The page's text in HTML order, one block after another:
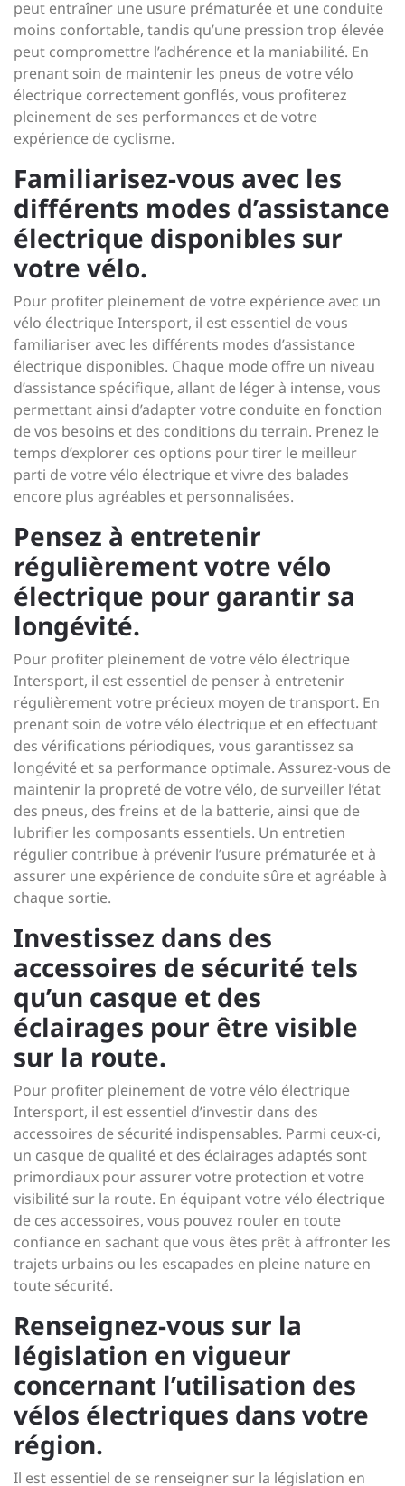
peut entraîner une usure prématurée et une conduite
moins confortable, tandis qu’une pression trop élevée
peut compromettre l’adhérence et la maniabilité. En
prenant soin de maintenir les pneus de votre vélo
électrique correctement gonflés, vous profiterez
pleinement de ses performances et de votre
expérience de cyclisme.
Familiarisez-vous avec les
différents modes d’assistance
électrique disponibles sur
votre vélo.
Pour profiter pleinement de votre expérience avec un
vélo électrique Intersport, il est essentiel de vous
familiariser avec les différents modes d’assistance
électrique disponibles. Chaque mode offre un niveau
d’assistance spécifique, allant de léger à intense, vous
permettant ainsi d’adapter votre conduite en fonction
de vos besoins et des conditions du terrain. Prenez le
temps d’explorer ces options pour tirer le meilleur
parti de votre vélo électrique et vivre des balades
encore plus agréables et personnalisées.
Pensez à entretenir
régulièrement votre vélo
électrique pour garantir sa
longévité.
Pour profiter pleinement de votre vélo électrique
Intersport, il est essentiel de penser à entretenir
régulièrement votre précieux moyen de transport. En
prenant soin de votre vélo électrique et en effectuant
des vérifications périodiques, vous garantissez sa
longévité et sa performance optimale. Assurez-vous de
maintenir la propreté de votre vélo, de surveiller l’état
des pneus, des freins et de la batterie, ainsi que de
lubrifier les composants essentiels. Un entretien
régulier contribue à prévenir l’usure prématurée et à
assurer une expérience de conduite sûre et agréable à
chaque sortie.
Investissez dans des
accessoires de sécurité tels
qu’un casque et des
éclairages pour être visible
sur la route.
Pour profiter pleinement de votre vélo électrique
Intersport, il est essentiel d’investir dans des
accessoires de sécurité indispensables. Parmi ceux-ci,
un casque de qualité et des éclairages adaptés sont
primordiaux pour assurer votre protection et votre
visibilité sur la route. En équipant votre vélo électrique
de ces accessoires, vous pouvez rouler en toute
confiance en sachant que vous êtes prêt à affronter les
trajets urbains ou les escapades en pleine nature en
toute sécurité.
Renseignez-vous sur la
législation en vigueur
concernant l’utilisation des
vélos électriques dans votre
région.
Il est essentiel de se renseigner sur la législation en